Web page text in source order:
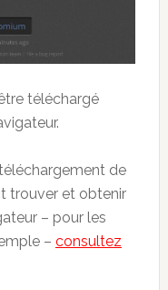
téléchargé
de
trouver et obtenir
– pour les
– consultez